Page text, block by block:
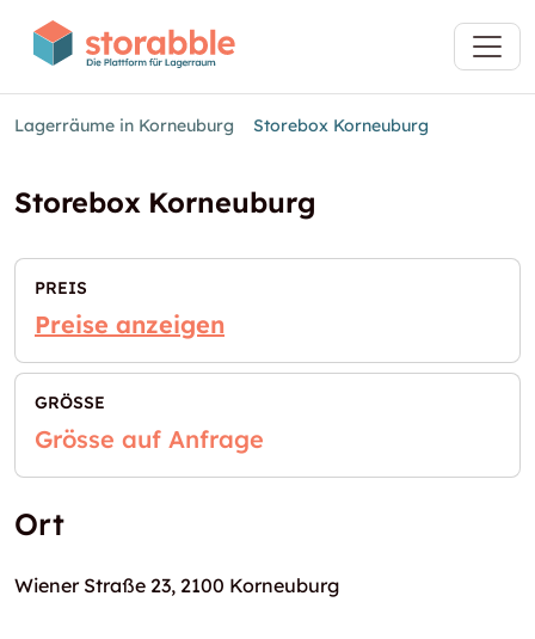
Lagerräume in Korneuburg Storebox Korneuburg
Storebox Korneuburg
PREIS
Preise anzeigen
GRÖSSE
Grösse auf Anfrage
Ort
Wiener Straße 23, 2100 Korneuburg